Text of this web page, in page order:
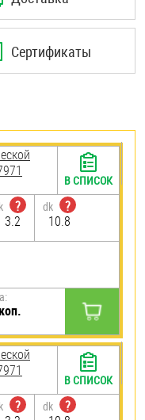
Сертификаты
k
?
3.2
dk
?
10.8
В СПИСОК
k
?
dk
?
В СПИСОК